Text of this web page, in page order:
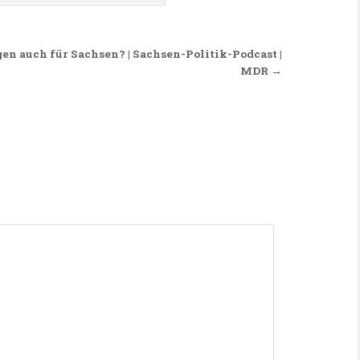
auch für Sachsen? | Sachsen-Politik-Podcast |
MDR →